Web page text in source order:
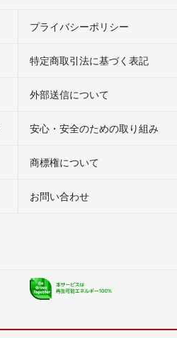
プライバシーポリシー
特定商取引法に基づく表記
外部送信について
安心・安全のための取り組み
商標権について
お問い合わせ